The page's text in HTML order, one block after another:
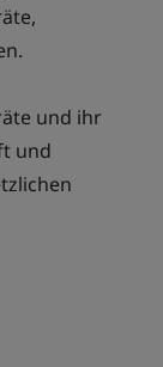
und ihr
und